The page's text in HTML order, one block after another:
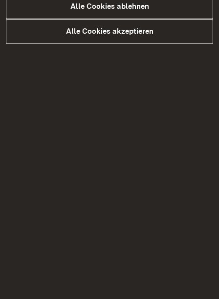
laufenden Bodenerkundungen, nicht auf der
Dammkrone durchgeführt, sondern am Fuß des
Dammes. Hierfür wurden sieben aussagekräftige
Erkundungspunkte auf Grundstücken der Stadt
Alle Cookies ablehnen
Alle Cookies akzeptieren